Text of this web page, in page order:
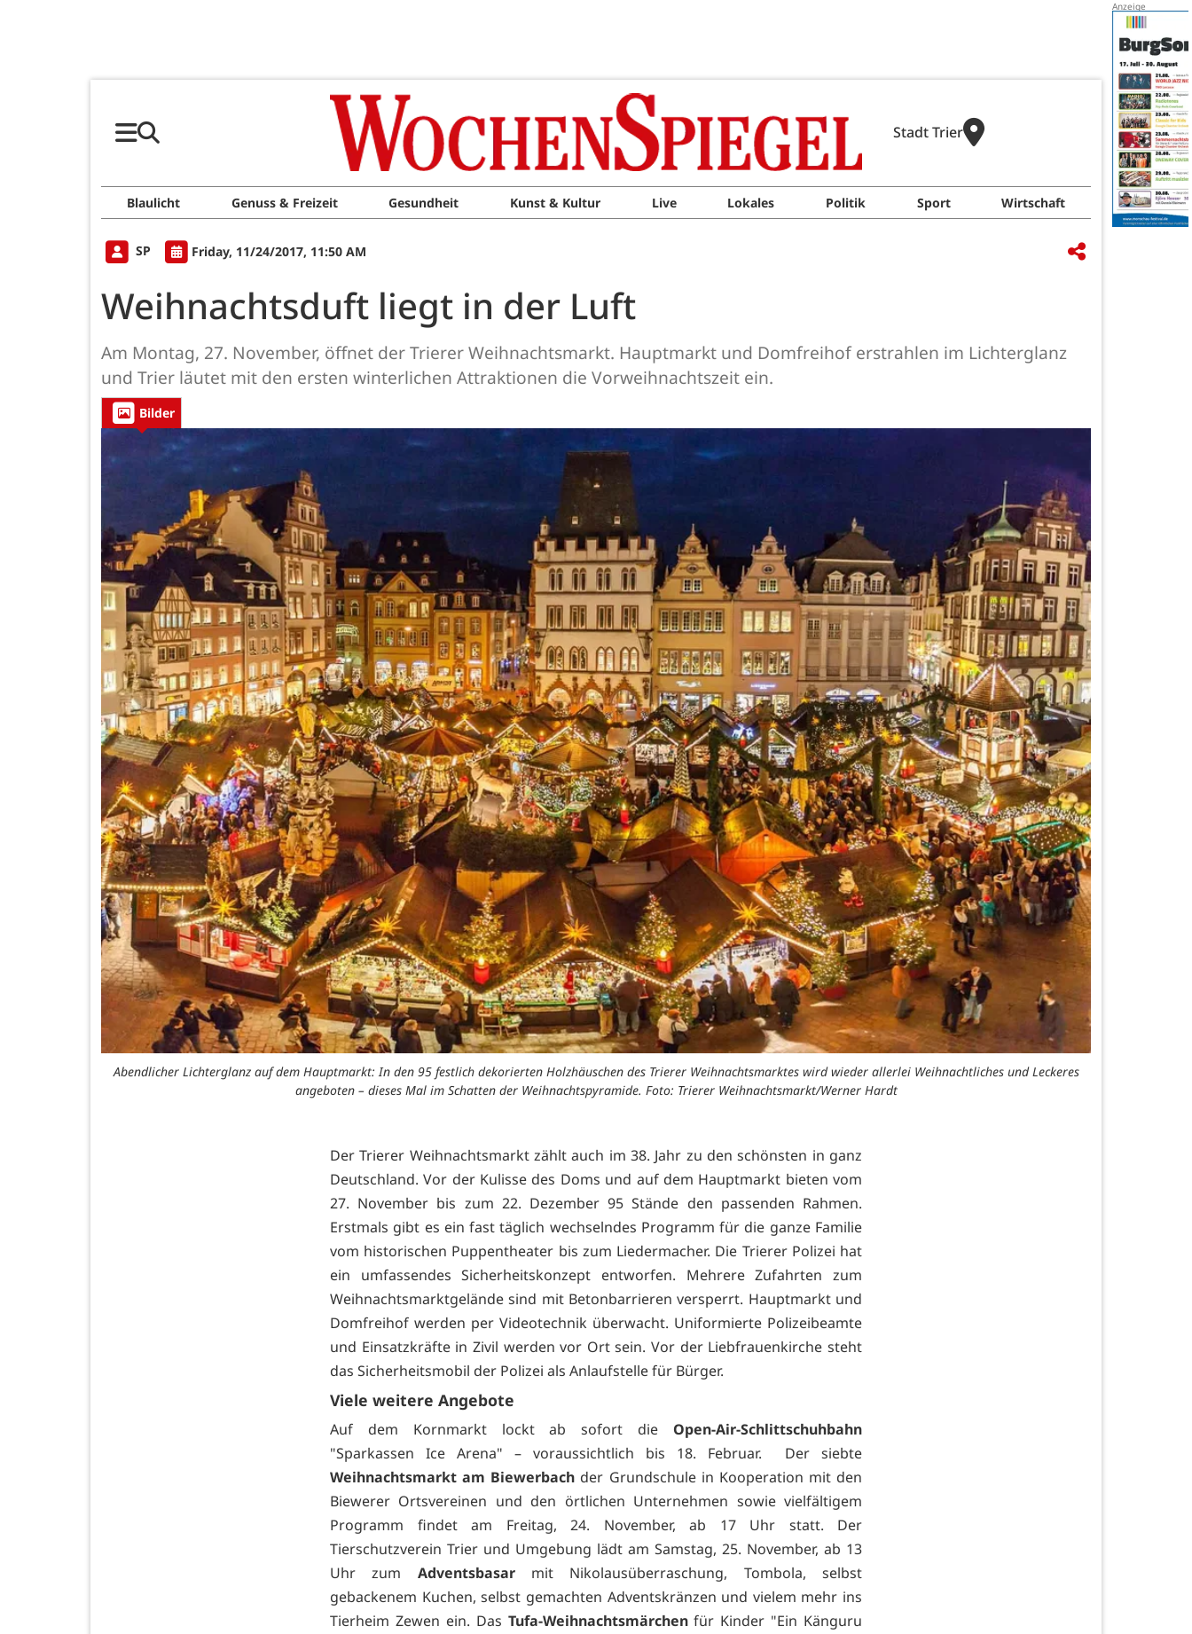
Stadt Trier
Blaulicht Genuss & Freizeit Gesundheit Kunst & Kultur Live Lokales Politik Sport Wirtschaft
SP Friday, 11/24/2017, 11:50 AM
Weihnachtsduft liegt in der Luft
Am Montag, 27. November, öffnet der Trierer Weihnachtsmarkt. Hauptmarkt und Domfreihof erstrahlen im Lichterglanz
und Trier läutet mit den ersten winterlichen Attraktionen die Vorweihnachtszeit ein.
Bilder
Abendlicher Lichterglanz auf dem Hauptmarkt: In den 95 festlich dekorierten Holzhäuschen des Trierer Weihnachtsmarktes wird wieder allerlei Weihnachtliches und Leckeres
angeboten – dieses Mal im Schatten der Weihnachtspyramide. Foto: Trierer Weihnachtsmarkt/Werner Hardt
Der Trierer Weihnachtsmarkt zählt auch im 38. Jahr zu den schönsten in ganz
Deutschland. Vor der Kulisse des Doms und auf dem Hauptmarkt bieten vom
27. November bis zum 22. Dezember 95 Stände den passenden Rahmen.
Erstmals gibt es ein fast täglich wechselndes Programm für die ganze Familie
vom historischen Puppentheater bis zum Liedermacher. Die Trierer Polizei hat
ein umfassendesSicherheitskonzept entworfen. Mehrere Zufahrten zum
Weihnachtsmarktgelände sind mit Betonbarrieren versperrt. Hauptmarkt und
Domfreihof werden per Videotechnik überwacht. Uniformierte Polizeibeamte
und Einsatzkräfte in Zivil werden vor Ort sein. Vor der Liebfrauenkirche steht
das Sicherheitsmobil der Polizei als Anlaufstelle für Bürger.
Viele weitere Angebote
Auf dem Kornmarkt lockt ab sofort die Open-Air-Schlittschuhbahn
"Sparkassen Ice Arena" – voraussichtlich bis 18. Februar. Der siebte
Weihnachtsmarkt am Biewerbach der Grundschule in Kooperation mit den
Biewerer Ortsvereinen und den örtlichen Unternehmen sowie vielfältigem
Programm findet am Freitag, 24. November, ab 17 Uhr statt. Der
Tierschutzverein Trier und Umgebung lädt am Samstag, 25. November, ab 13
Uhr zum Adventsbasar mit Nikolausüberraschung, Tombola, selbst
gebackenem Kuchen, selbst gemachten Adventskränzen und vielem mehr ins
Tierheim Zewen ein. Das Tufa-Weihnachtsmärchenfür Kinder "Ein Känguru